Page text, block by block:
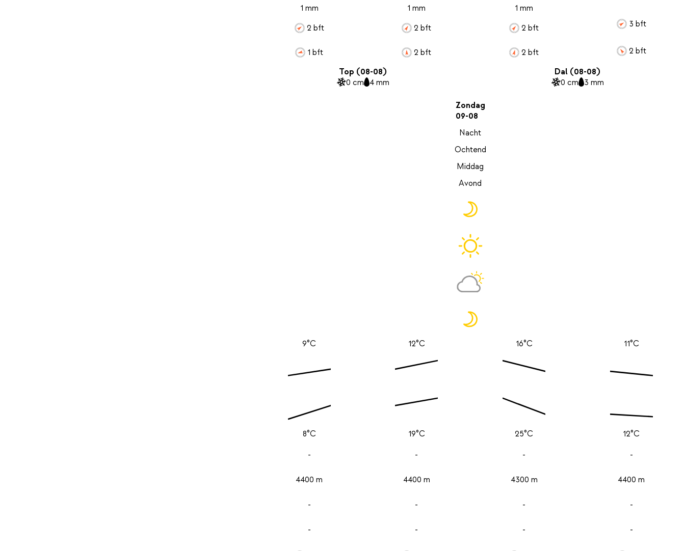
1 mm
2 bft
1 bft
1 mm
2 bft
2 bft
1 mm
2 bft
2 bft
3 bft
2 bft
Top (08-08)
0 cm 4 mm
Dal (08-08)
0 cm 3 mm
Zondag
09-08
Nacht
Ochtend
Middag
Avond
9°C
8°C
-
4400 m
-
-
12°C
19°C
-
4400 m
-
-
16°C
25°C
-
4300 m
-
-
11°C
12°C
-
4400 m
-
-